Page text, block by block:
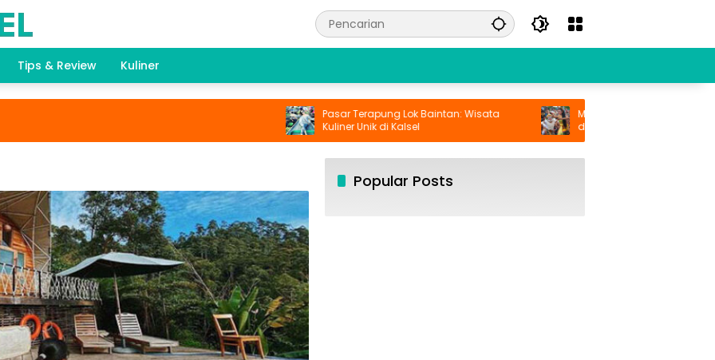
Tips & Review Kuliner
Pasar Terapung Lok Baintan: Wisata
Kuliner Unik di Kalsel
Menyaksikan Keindahan Seni
di Uluwatu Bali
Popular Posts